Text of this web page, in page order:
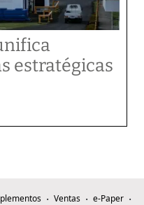
estratégicas
Ventas
e-Paper